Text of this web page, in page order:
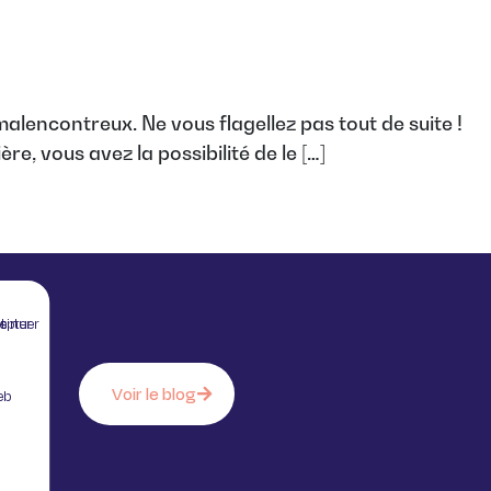
accepter
Ne vous flagellez pas tout de suite !
vous avez la possibilité de le […]
Voir le blog